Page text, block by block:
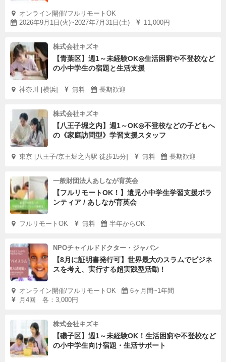
オンライン開催/フルリモートOK
2026年9月1日(火)~2027年7月31日(土)
11,000円
株式会社キズキ
【青葉区】週1～未経験OK◎生活困窮や不登校など
の小中学生の宿題と生活支援
神奈川 [横浜] 無料 長期歓迎
株式会社キズキ
【八王子堀之内】週1～OK◎不登校などの子どもへ
の《家庭訪問型》学習支援スタッフ
東京 [八王子/京王堀之内駅 徒歩15分] 無料 長期歓迎
一般財団法人あしなが育英会
【フルリモートOK！】遺児小中学生学習支援ボラ
ンティア / あしなが育英会
フルリモートOK 無料 半年からOK
NPOチャイルドドクター・ジャパン
【8月に証明書発行可】世界最大のスラムでビジネ
スを考え、実行する超実践型活動！
オンライン開催/フルリモートOK
6ヶ月間~1年間
月4回 各：3,000円
株式会社キズキ
【磯子区】週1～未経験OK！生活困窮や不登校など
の小中学生向け宿題・生活サポート